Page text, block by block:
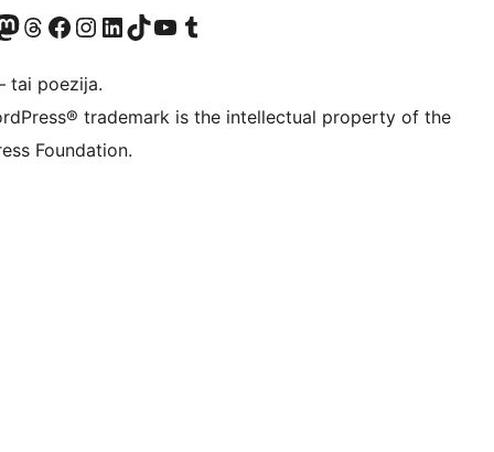
account
mūsų Bluesky paskyroje
our Mastodon account
Apsilankykite mūsų Threads paskyroje
Visit our Facebook page
Visit our Instagram account
Visit our LinkedIn account
Apsilankykite mūsų TikTok paskyroje
Visit our YouTube channel
Apsilankykite mūsų Tumblr paskyroje
tai poezija.
trademark is the intellectual property of the
Foundation.